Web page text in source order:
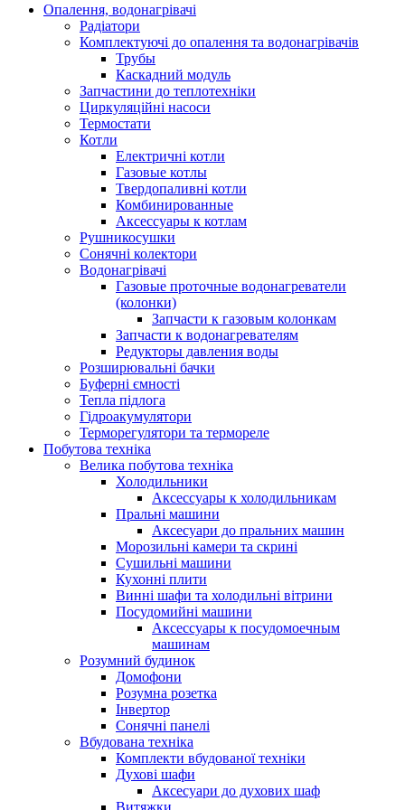
Опалення, водонагрівачі
Радіатори
Комплектуючі до опалення та водонагрівачів
Трубы
Каскадний модуль
Запчастини до теплотехніки
Циркуляційні насоси
Термостати
Котли
Електричні котли
Газовые котлы
Твердопаливні котли
Комбинированные
Аксессуары к котлам
Рушникосушки
Сонячні колектори
Водонагрівачі
Газовые проточные водонагреватели
(колонки)
Запчасти к газовым колонкам
Запчасти к водонагревателям
Редукторы давления воды
Розширювальні бачки
Буферні ємності
Тепла підлога
Гідроакумулятори
Терморегулятори та термореле
Побутова техніка
Велика побутова техніка
Холодильники
Аксессуары к холодильникам
Пральні машини
Аксесуари до пральних машин
Морозильні камери та скрині
Сушильні машини
Кухонні плити
Винні шафи та холодильні вітрини
Посудомийні машини
Аксессуары к посудомоечным
машинам
Розумний будинок
Домофони
Розумна розетка
Інвертор
Сонячні панелі
Вбудована техніка
Комплекти вбудованої техніки
Духові шафи
Аксесуари до духових шаф
Витяжки